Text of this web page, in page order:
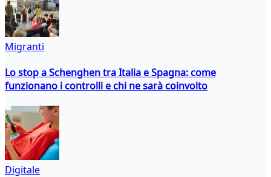
Migranti
Lo stop a Schenghen tra Italia e Spagna: come
funzionano i controlli e chi ne sarà coinvolto
Digitale